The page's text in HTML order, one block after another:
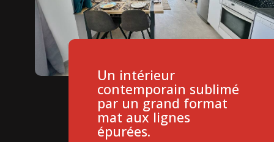
Un intérieur
contemporain sublimé
par un grand format
mat aux lignes
épurées.